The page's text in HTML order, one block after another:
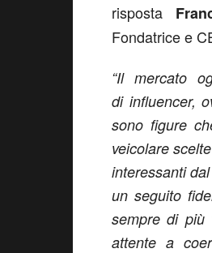
risposta
Fondatrice e
“Il mercato
di influencer,
sono figure
veicolare
interessanti
un seguito
sempre di più
attente a